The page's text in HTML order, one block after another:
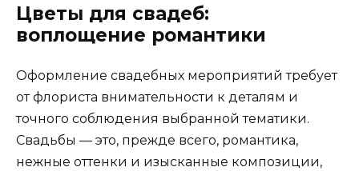
Цветы для свадеб:
воплощение романтики
Оформление свадебных мероприятий требует
от флориста внимательности к деталям и
точного соблюдения выбранной тематики.
Свадьбы — это, прежде всего, романтика,
нежные оттенки и изысканные композиции,